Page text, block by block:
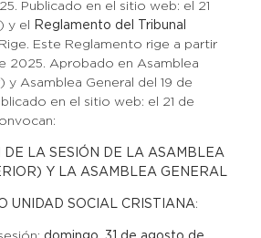
Publicado en el sitio web: el 21
y el
Reglamento del Tribunal
Este Reglamento rige a partir
2025. Aprobado en Asamblea
y Asamblea General del 19 de
en el sitio web: el 21 de
DE LA SESIÓN DE LA ASAMBLEA
Y LA ASAMBLEA GENERAL
UNIDAD SOCIAL CRISTIANA: